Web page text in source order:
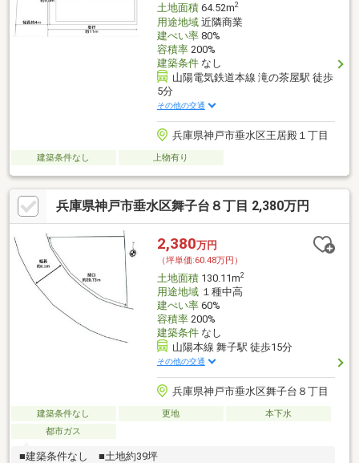
土地面積64.52m2
用途地域近隣商業
建ぺい率80%
容積率200%
建築条件なし
山陽電気鉄道本線 滝の茶屋駅 徒歩
5分
その他の交通
兵庫県神戸市垂水区王居殿１丁目
建築条件なし 上物有り
兵庫県神戸市垂水区舞子台８丁目 2,380万円
2,380万円
（坪単価:60.48万円）
土地面積130.11m2
用途地域１種中高
建ぺい率60%
容積率200%
建築条件なし
山陽本線 舞子駅 徒歩15分
その他の交通
兵庫県神戸市垂水区舞子台８丁目
建築条件なし 更地
本下水
都市ガス
■建築条件なし ■土地約39坪